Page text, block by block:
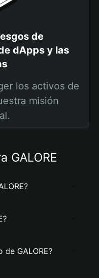
de
dApps y las
los activos de
misión
GALORE
GALORE?